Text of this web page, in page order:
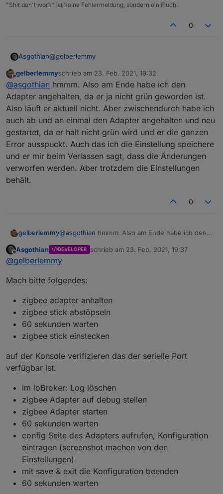
2021-02-23 16:40:04.196  -
2021-02-23 16:40:04.736  -
2021-02-23 16:40:11.422  -
2021-02-23 16:40:11.432  -
2021-02-23 16:40:11.437  -
2021-02-23 16:40:11.438  -
2021-02-23 16:40:11.439  - [32minfo[39m:
2021-02-23 16:40:11.440  -
"Shit don't work" ist keine Fehlermeldung, sondern ein Fluch.
0
Asgothian@gelberlemmy
Das Log besagt das du den Zigbee Adapter
gestartet hast
dann aber nach 17 sekunden von hand wieder
angehalten hast.
2021-02-23 16:40:11.422  -
Da stellt sich die Frage warum Du das getan hast.
A.
Offline
gelberlemmyschrieb am 23. Feb. 2021, 19:32
zuletzt editiert von
@asgothian hmmm. Also am Ende habe ich den
Adapter angehalten, da er ja nicht grün geworden ist.
Also läuft er aktuell nicht. Aber zwischendurch habe ich
auch ab und an einmal den Adapter angehalten und neu
gestartet, da er halt nicht grün wird und er die ganzen
Error ausspuckt. Auch das ich die Einstellung speichere
und er mir beim Verlassen sagt, dass die Änderungen
verworfen werden. Aber trotzdem die Einstellungen
behält.
0
gelberlemmy@asgothian hmmm. Also am Ende habe ich den
geworden ist. Also läuft er aktuell nicht. Aber
zwischendurch habe ich auch ab und an einmal
halt nicht grün wird und er die ganzen Error
speichere und er mir beim Verlassen sagt, dass
die Änderungen verworfen werden. Aber
trotzdem die Einstellungen behält.
Offline
Asgothian DEVELOPER schrieb am 23. Feb. 2021, 19:37
zuletzt editiert von
@gelberlemmy
Mach bitte folgendes:
zigbee adapter anhalten
zigbee stick abstöpseln
60 sekunden warten
zigbee stick einstecken
auf der Konsole verifizieren das der serielle Port
verfügbar ist.
im ioBroker: Log löschen
zigbee Adapter auf debug stellen
zigbee Adapter starten
60 sekunden warten
config Seite des Adapters aufrufen, Konfiguration
eintragen (screenshot machen von den
Einstellungen)
mit save & exit die Konfiguration beenden
60 sekunden warten